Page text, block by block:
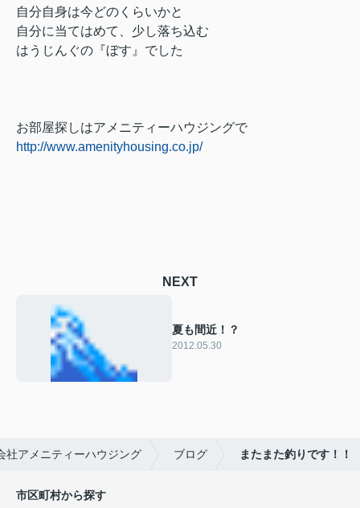
自分自身は今どのくらいかと
自分に当てはめて、少し落ち込む
はうじんぐの『ぼす』でした
お部屋探しはアメニティーハウジングで
http://www.amenityhousing.co.jp/
NEXT
夏も間近！？
2012.05.30
社アメニティーハウジング ブログ またまた釣りです！！
市区町村から探す